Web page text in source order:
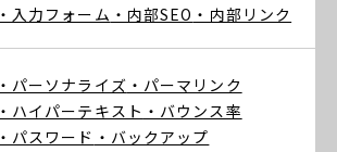
・入力フォーム ・内部SEO ・内部リンク
・パーソナライズ ・パーマリンク
・ハイパーテキスト ・バウンス率
・パスワード ・バックアップ